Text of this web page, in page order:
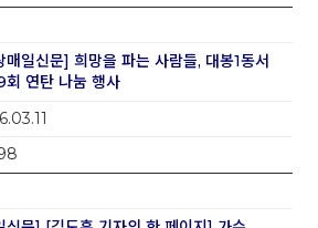
매일신문] 희망을 파는 사람들, 대봉1동서
회 연탄 나눔 행사